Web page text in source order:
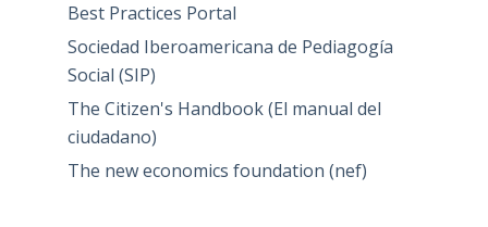
Best Practices Portal
Sociedad Iberoamericana de Pediagogía
Social (SIP)
The Citizen's Handbook (El manual del
ciudadano)
The new economics foundation (nef)